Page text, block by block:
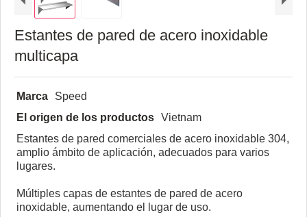
Estantes de pared de acero inoxidable
multicapa
Marca
Speed
El origen de los productos Vietnam
Estantes de pared comerciales de acero inoxidable 304,
amplio ámbito de aplicación, adecuados para varios
lugares.
Múltiples capas de estantes de pared de acero
inoxidable, aumentando el lugar de uso.